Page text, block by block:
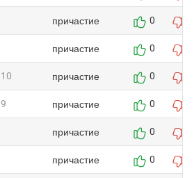
причастие 0
причастие 0
10 причастие 0
9 причастие 0
причастие 0
причастие 0